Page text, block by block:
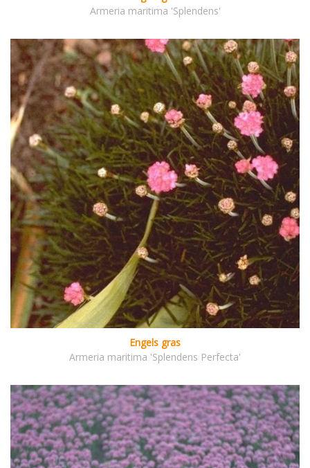
Armeria maritima 'Splendens'
Engels gras
Armeria maritima 'Splendens Perfecta'